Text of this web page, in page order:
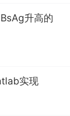
升高的
实现